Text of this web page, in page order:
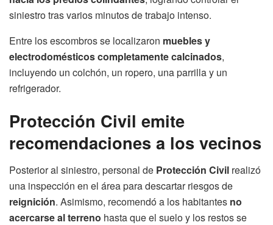
siniestro tras varios minutos de trabajo intenso.
Entre los escombros se localizaron muebles y
electrodomésticos completamente calcinados,
incluyendo un colchón, un ropero, una parrilla y un
refrigerador.
Protección Civil emite
recomendaciones a los vecinos
Posterior al siniestro, personal de Protección Civil realizó
una inspección en el área para descartar riesgos de
reignición. Asimismo, recomendó a los habitantes no
acercarse al terreno hasta que el suelo y los restos se